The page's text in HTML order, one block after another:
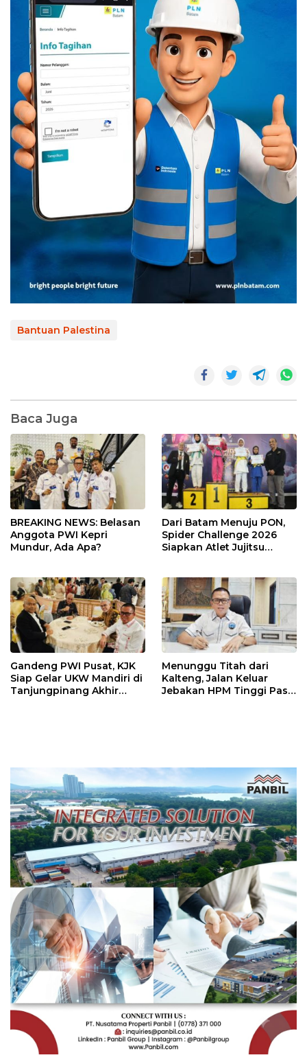
Bantuan Palestina
Baca Juga
BREAKING NEWS: Belasan
Anggota PWI Kepri
Mundur, Ada Apa?
Dari Batam Menuju PON,
Spider Challenge 2026
Siapkan Atlet Jujitsu
Gandeng PWI Pusat, KJK
Siap Gelar UKW Mandiri di
Tanjungpinang Akhir
Menunggu Titah dari
Kalteng, Jalan Keluar
Jebakan HPM Tinggi Pasir